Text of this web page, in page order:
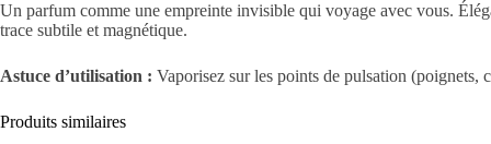
Un parfum comme une empreinte invisible qui voyage avec vous.
trace subtile et magnétique.
Astuce d’utilisation : Vaporisez sur les points de pulsation (poignets,
Produits similaires